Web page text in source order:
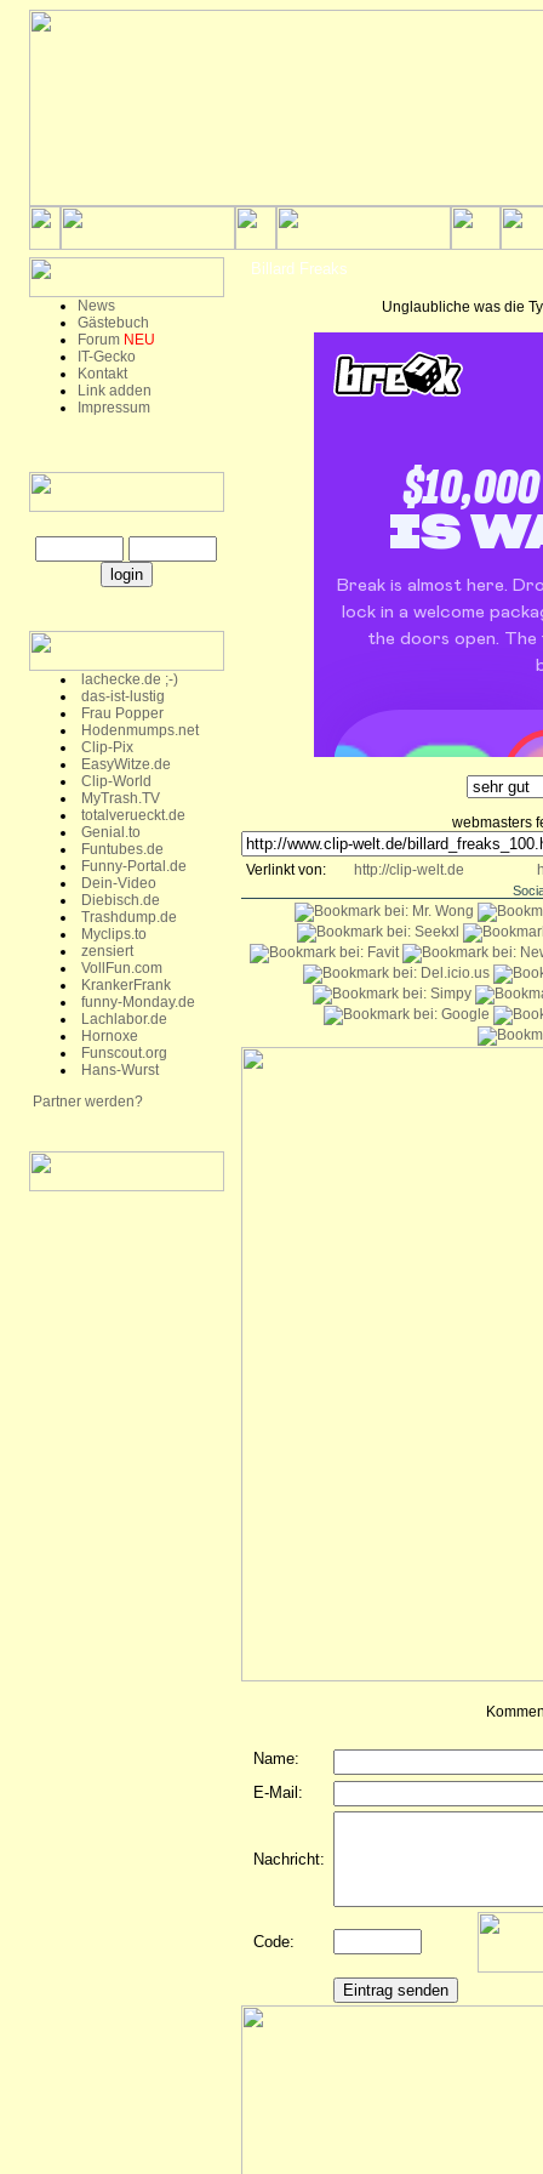
News
Gästebuch
Forum NEU
IT-Gecko
Kontakt
Link adden
Impressum
lachecke.de ;-)
das-ist-lustig
Frau Popper
Hodenmumps.net
Clip-Pix
EasyWitze.de
Clip-World
MyTrash.TV
totalverueckt.de
Genial.to
Funtubes.de
Funny-Portal.de
Dein-Video
Diebisch.de
Trashdump.de
Myclips.to
zensiert
VollFun.com
KrankerFrank
funny-Monday.de
Lachlabor.de
Hornoxe
Funscout.org
Hans-Wurst
Partner werden?
Billard Freaks
Unglaubliche was die
webmasters
Verlinkt von: http://clip-welt.de
Name:
E-Mail:
Nachricht:
Code: